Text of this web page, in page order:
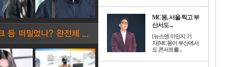
MC몽, 서울 찍고 부
산서도 ...
[뉴스엔 이민지 기
자]MC몽이 부산에서
도 콘서트를 ..